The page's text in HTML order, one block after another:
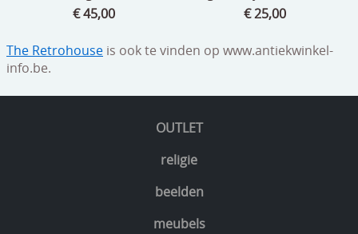
OUTLET
religie
beelden
meubels
€ 45,00
€ 25,00
The Retrohouse is ook te vinden op www.antiekwinkel-
info.be.